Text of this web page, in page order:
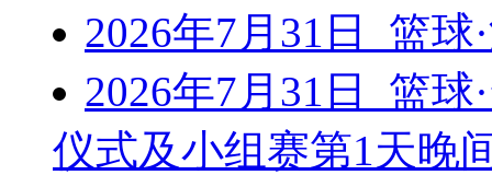
2026年7月31日 篮
2026年7月31日 篮球
仪式及小组赛第1天